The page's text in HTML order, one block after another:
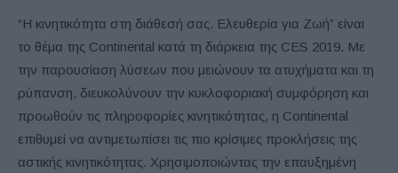
“Η κινητικότητα στη διάθεσή σας. Ελευθερία για Ζωή” είναι
το θέμα της Continental κατά τη διάρκεια της CES 2019. Με
την παρουσίαση λύσεων που μειώνουν τα ατυχήματα και τη
ρύπανση, διευκολύνουν την κυκλοφοριακή συμφόρηση και
προωθούν τις πληροφορίες κινητικότητας, η Continental
επιθυμεί να αντιμετωπίσει τις πιο κρίσιμες προκλήσεις της
αστικής κινητικότητας. Χρησιμοποιώντας την επαυξημένη